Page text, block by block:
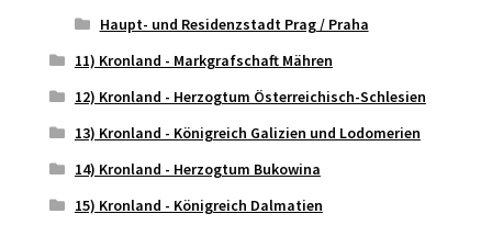
Haupt- und Residenzstadt Prag / Praha
11) Kronland - Markgrafschaft Mähren
12) Kronland - Herzogtum Österreichisch-Schlesien
13) Kronland - Königreich Galizien und Lodomerien
14) Kronland - Herzogtum Bukowina
15) Kronland - Königreich Dalmatien